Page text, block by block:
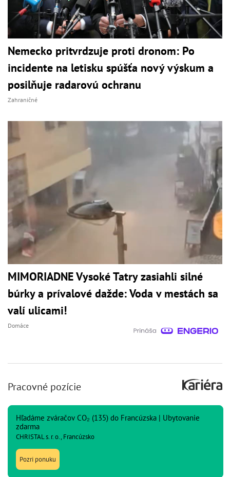
Nemecko pritvrdzuje proti dronom: Po
incidente na letisku spúšťa nový výskum a
posilňuje radarovú ochranu
Zahraničné
MIMORIADNE Vysoké Tatry zasiahli silné
búrky a prívalové dažde: Voda v mestách sa
valí ulicami!
Domáce
Pracovné pozície
Hľadáme zváračov CO₂ (135) do Francúzska | Ubytovanie
zdarma
CHRISTAL s. r. o., Francúzsko
Pozri ponuku